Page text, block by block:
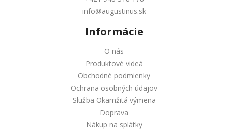
info@augustinus.sk
Informácie
O nás
Produktové videá
Obchodné podmienky
Ochrana osobných údajov
Služba Okamžitá výmena
Doprava
Nákup na splátky